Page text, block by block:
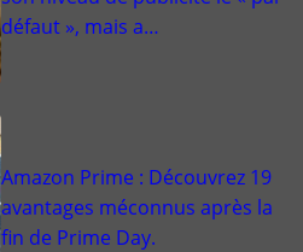
défaut », mais a…
Amazon Prime : Découvrez 19
avantages méconnus après la
fin de Prime Day.